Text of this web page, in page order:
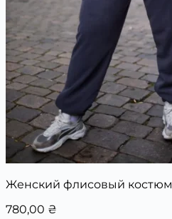
Женский флисовый костюм
780,00 ₴